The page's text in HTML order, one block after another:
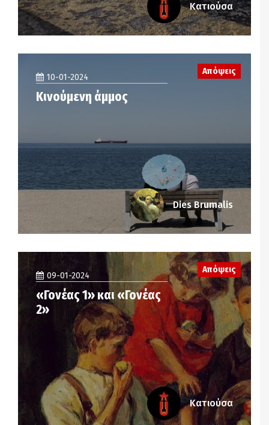
Κατιούσα
10-01-2024
Κινούμενη άμμος
Απόψεις
Dies Brumalis
09-01-2024
«Γονέας 1» και «Γονέας
2»
Απόψεις
Κατιούσα